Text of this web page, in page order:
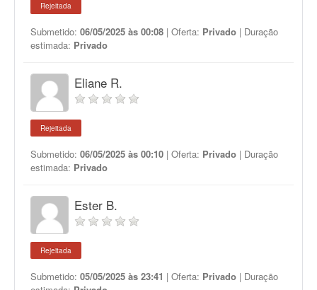
Rejeitada
Submetido: 06/05/2025 às 00:08 | Oferta: Privado | Duração
estimada: Privado
Eliane R.
Rejeitada
Submetido: 06/05/2025 às 00:10 | Oferta: Privado | Duração
estimada: Privado
Ester B.
Rejeitada
Submetido: 05/05/2025 às 23:41 | Oferta: Privado | Duração